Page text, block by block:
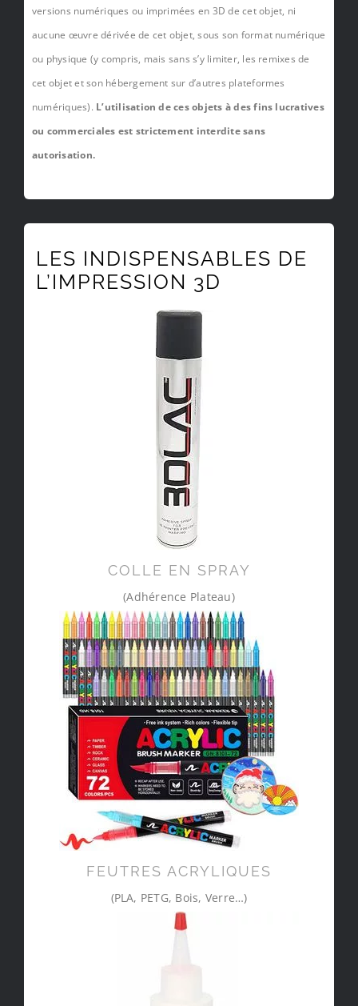
versions numériques ou imprimées en 3D de cet objet, ni
aucune œuvre dérivée de cet objet, sous son format numérique
ou physique (y compris, mais sans s’y limiter, les remixes de
cet objet et son hébergement sur d’autres plateformes
numériques). L’utilisation de ces objets à des fins lucratives
ou commerciales est strictement interdite sans
autorisation.
LES INDISPENSABLES DE
L’IMPRESSION 3D
COLLE EN SPRAY
(Adhérence Plateau)
FEUTRES ACRYLIQUES
(PLA, PETG, Bois, Verre…)